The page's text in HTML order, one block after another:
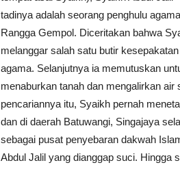
tadinya adalah seorang penghulu
Rangga Gempol. Diceritakan bahwa
melanggar salah satu butir
agama. Selanjutnya ia memutuskan
menaburkan tanah dan mengalirkan
pencariannya itu, Syaikh pernah
dan di daerah Batuwangi, Singajaya
sebagai pusat penyebaran dakwah
Abdul Jalil yang dianggap suci. Hingga